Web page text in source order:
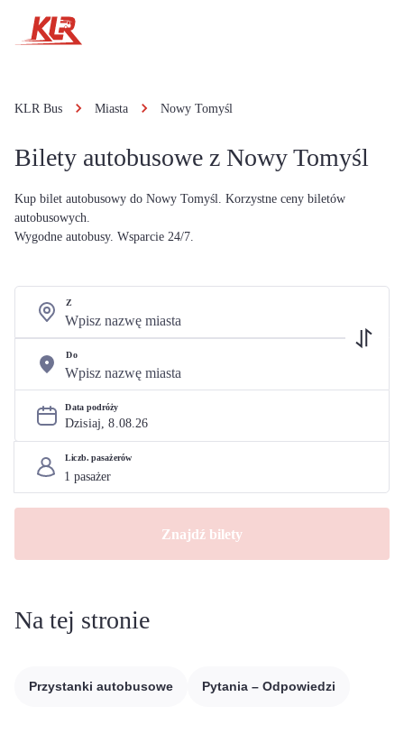
KLR Bus Miasta Nowy Tomyśl
Bilety autobusowe z Nowy Tomyśl
Kup bilet autobusowy do Nowy Tomyśl. Korzystne ceny biletów
autobusowych.
Wygodne autobusy. Wsparcie 24/7.
Z
Do
Data podróży
Dzisiaj, 8.08.26
Liczb. pasażerów
Znajdź bilety
Na tej stronie
Przystanki autobusowe Pytania – Odpowiedzi